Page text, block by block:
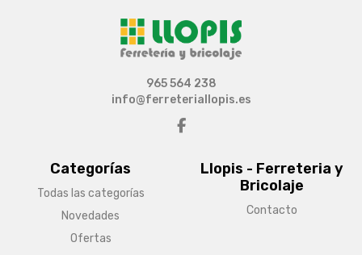
Categorías
Todas las categorías
Novedades
Ofertas
Llopis - Ferreteria y
Bricolaje
Contacto
965 564 238
info@ferreteriallopis.es